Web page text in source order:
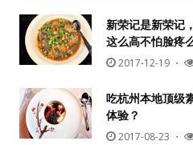
新荣记是新荣记
这么高不怕脸疼
2017-12-19 ・
吃杭州本地顶级
体验？
2017-08-23 ・